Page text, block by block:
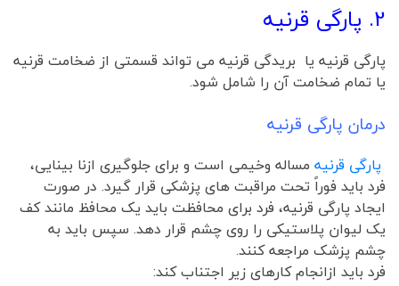
2. پارگی قرنیه
پارگی قرنیه یا بریدگی قرنیه می تواند قسمتی از ضخامت قرنیه
یا تمام ضخامت آن را شامل شود.
درمان پارگی قرنیه
پارگی قرنیه مساله وخیمی است و برای جلوگیری ازنا بینایی،
فرد باید فوراً تحت مراقبت های پزشکی قرار گیرد. در صورت
ایجاد پارگی قرنیه، فرد برای محافظت باید یک محافظ مانند کف
یک لیوان پلاستیکی را روی چشم قرار دهد. سپس باید به
چشم پزشک مراجعه کنند.
فرد باید ازانجام کارهای زیر اجتناب کند: